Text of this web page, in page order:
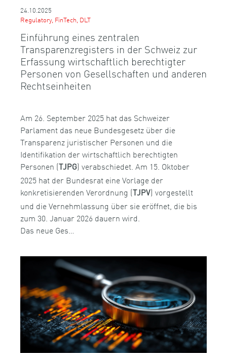
24.10.2025
Regulatory, FinTech, DLT
Einführung eines zentralen
Transparenzregisters in der Schweiz zur
Erfassung wirtschaftlich berechtigter
Personen von Gesellschaften und anderen
Rechtseinheiten
Am 26. September 2025 hat das Schweizer
Parlament das neue Bundesgesetz über die
Transparenz juristischer Personen und die
Identifikation der wirtschaftlich berechtigten
Personen ( TJPG) verabschiedet. Am 15. Oktober
2025 hat der Bundesrat eine Vorlage der
konkretisierenden Verordnung ( TJPV) vorgestellt
und die Vernehmlassung über sie eröffnet, die bis
zum 30. Januar 2026 dauern wird.
Das neue Ges…